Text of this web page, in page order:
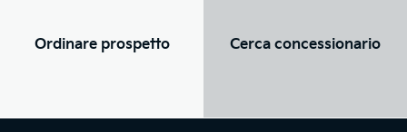
Ordinare prospetto Cerca concessionario